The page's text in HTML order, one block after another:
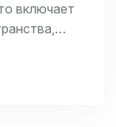
включает
функции. В
по выбору